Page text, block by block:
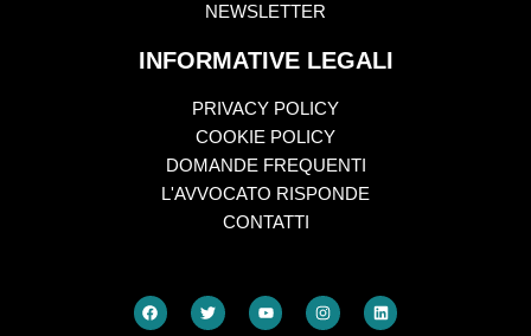
NEWSLETTER
INFORMATIVE LEGALI
PRIVACY POLICY
COOKIE POLICY
DOMANDE FREQUENTI
L'AVVOCATO RISPONDE
CONTATTI